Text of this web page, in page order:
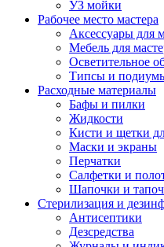
УЗ мойки
Рабочее место мастера
Аксессуары для
Мебель для
Осветительное
Типсы и
Расходные материалы
Бафы и пилки
Жидкости
Кисти и щетки
Маски и экраны
Перчатки
Салфетки и
Шапочки и
Стерилизация и
Антисептики
Дезсредства